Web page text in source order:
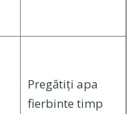
Pregătiți apa
fierbinte timp